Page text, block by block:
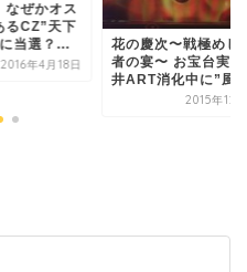
ぜかオス
るCZ”天下
当選？...
2016年4月18日
花の慶次〜戦極めし
者の宴〜 お宝台実践
井ART消化中に”風
2015年12